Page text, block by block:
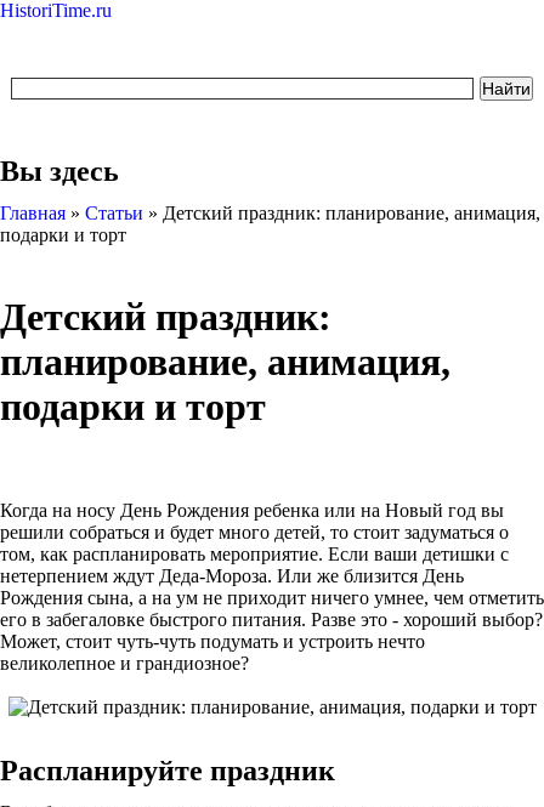
HistoriTime.ru
Вы здесь
Главная » Статьи » Детский праздник: планирование, анимация,
подарки и торт
Детский праздник:
планирование, анимация,
подарки и торт
Когда на носу День Рождения ребенка или на Новый год вы
решили собраться и будет много детей, то стоит задуматься о
том, как распланировать мероприятие. Если ваши детишки с
нетерпением ждут Деда-Мороза. Или же близится День
Рождения сына, а на ум не приходит ничего умнее, чем отметить
его в забегаловке быстрого питания. Разве это - хороший выбор?
Может, стоит чуть-чуть подумать и устроить нечто
великолепное и грандиозное?
Распланируйте праздник